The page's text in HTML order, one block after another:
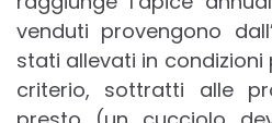
venduti provengono
stati allevati in condizioni
criterio, sottratti alle